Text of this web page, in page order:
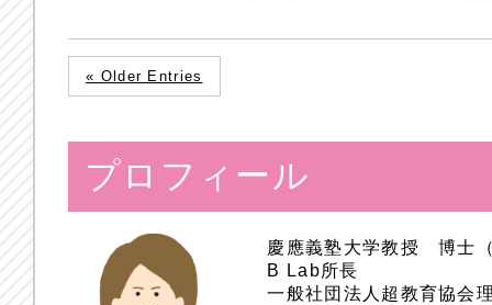
« Older Entries
プロフィール
慶應義塾大学教授 博士
B Lab所長
一般社団法人超教育協会